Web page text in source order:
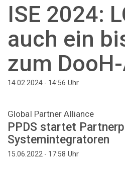
ISE 2024:
auch ein
zum
14.02.2024 - 14:56 Uhr
Global Partner Alliance
PPDS startet
Systemintegratoren
15.06.2022 - 17:58 Uhr